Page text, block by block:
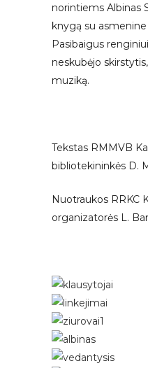
norintiems Albinas
knygą su
Pasibaigus
neskubėjo
muziką.
Tekstas RMMVB
bibliotekininkės D.
Nuotraukos RRKC
organizatorės L.